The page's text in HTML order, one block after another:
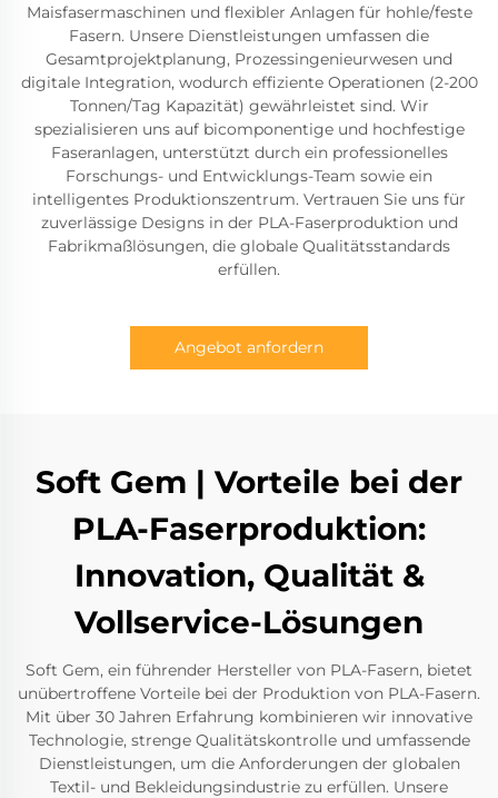
Maisfasermaschinen und flexibler Anlagen für hohle/feste
Fasern. Unsere Dienstleistungen umfassen die
Gesamtprojektplanung, Prozessingenieurwesen und
digitale Integration, wodurch effiziente Operationen (2-200
Tonnen/Tag Kapazität) gewährleistet sind. Wir
spezialisieren uns auf bicomponentige und hochfestige
Faseranlagen, unterstützt durch ein professionelles
Forschungs- und Entwicklungs-Team sowie ein
intelligentes Produktionszentrum. Vertrauen Sie uns für
zuverlässige Designs in der PLA-Faserproduktion und
Fabrikmaßlösungen, die globale Qualitätsstandards
erfüllen.
Angebot anfordern
Soft Gem | Vorteile bei der
PLA-Faserproduktion:
Innovation, Qualität &
Vollservice-Lösungen
Soft Gem, ein führender Hersteller von PLA-Fasern, bietet
unübertroffene Vorteile bei der Produktion von PLA-Fasern.
Mit über 30 Jahren Erfahrung kombinieren wir innovative
Technologie, strenge Qualitätskontrolle und umfassende
Dienstleistungen, um die Anforderungen der globalen
Textil- und Bekleidungsindustrie zu erfüllen. Unsere